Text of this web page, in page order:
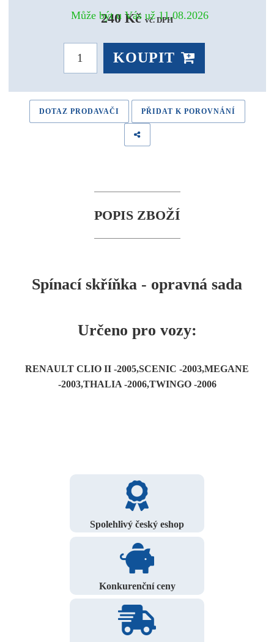
Může být u Vás už 11.08.2026
240 Kč vč. DPH
KOUPIT
DOTAZ PRODAVAČI PŘIDAT K POROVNÁNÍ
POPIS ZBOŽÍ
Spínací skříňka - opravná sada
Určeno pro vozy:
RENAULT CLIO II -2005,SCENIC -2003,MEGANE
-2003,THALIA -2006,TWINGO -2006
Spolehlivý český eshop
Konkurenční ceny